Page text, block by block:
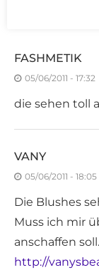
FASHMETIK
05/06/2011 - 17:32
die sehen toll
VANY
05/06/2011 - 18:05
Die Blushes
Muss ich mir
anschaffen
http://